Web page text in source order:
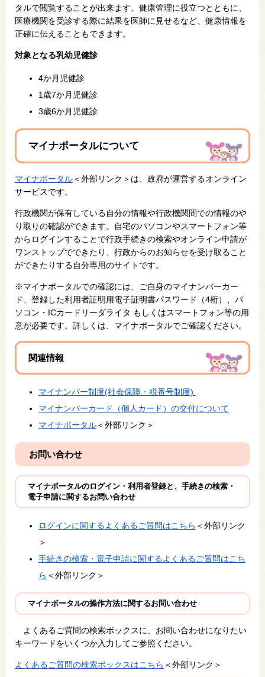
タルで閲覧することが出来ます。健康管理に役立つとともに、
医療機関を受診する際に結果を医師に見せるなど、健康情報を
正確に伝えることもできます。
対象となる乳幼児健診
4か月児健診
1歳7か月児健診
3歳6か月児健診
マイナポータルについて
マイナポータル＜外部リンク＞は、政府が運営するオンライン
サービスです。
行政機関が保有している自分の情報や行政機関間での情報のや
り取りの確認ができます。自宅のパソコンやスマートフォン等
からログインすることで行政手続きの検索やオンライン申請が
ワンストップでできたり、行政からのお知らせを受け取ること
ができたりする自分専用のサイトです。
※マイナポータルでの確認には、ご自身のマイナンバーカー
ド、登録した利用者証明用電子証明書パスワード（4桁）、パ
ソコン・ICカードリーダライタ もしくはスマートフォン等の用
意が必要です。詳しくは、マイナポータルでご確認ください。
関連情報
マイナンバー制度(社会保障・税番号制度)
マイナンバーカード（個人カード）の交付について
マイナポータル＜外部リンク＞
お問い合わせ
マイナポータルのログイン・利用者登録と、手続きの検索・
電子申請に関するお問い合わせ
ログインに関するよくあるご質問はこちら ＜外部リンク
＞
手続きの検索・電子申請に関するよくあるご質問はこち
ら ＜外部リンク＞
マイナポータルの操作方法に関するお問い合わせ
よくあるご質問の検索ボックスに、お問い合わせになりたい
キーワードをいくつか入力してご参照ください。
よくあるご質問の検索ボックスはこちら ＜外部リンク＞